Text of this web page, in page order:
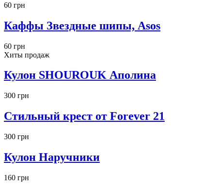
60 грн
Каффы Звездные шипы, Asos
60 грн
Хиты продаж
Кулон SHOUROUK Аполина
300 грн
Стильный крест от Forever 21
300 грн
Кулон Наручники
160 грн